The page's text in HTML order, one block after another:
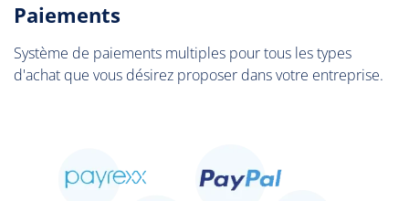
Paiements
Système de paiements multiples pour tous les types
d'achat que vous désirez proposer dans votre entreprise.